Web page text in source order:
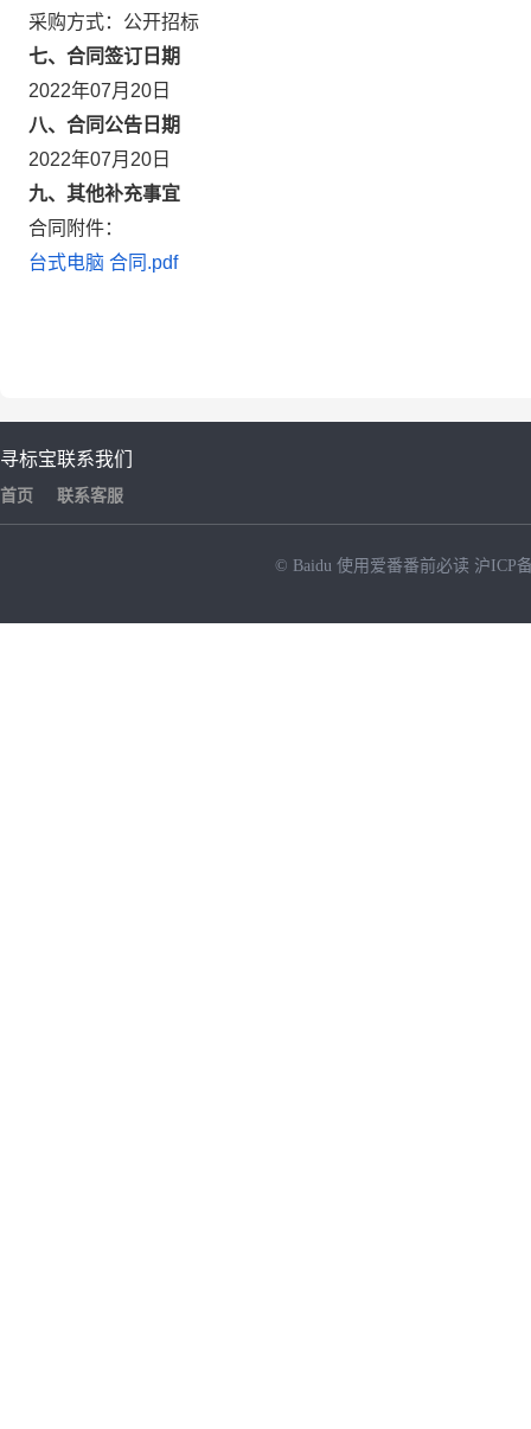
采购方式：公开招标
七、合同签订日期
2022年07月20日
八、合同公告日期
2022年07月20日
九、其他补充事宜
合同附件：
台式电脑 合同.pdf
寻标宝
首页
联系我们
联系客服
© Baidu 使用爱番番前必读 沪ICP